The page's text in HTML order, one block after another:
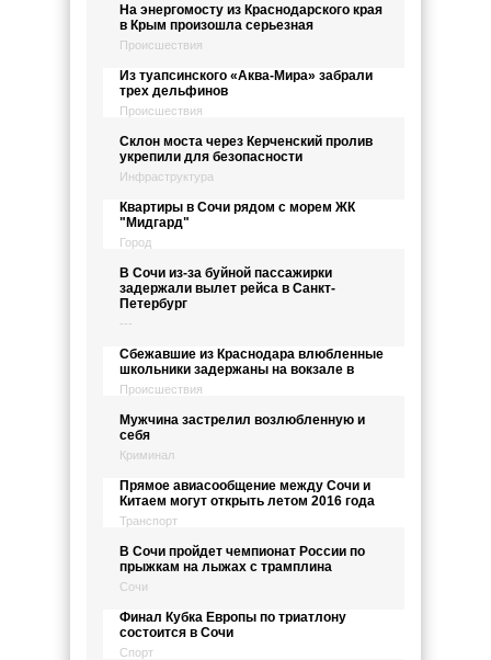
На энергомосту из Краснодарского края
в Крым произошла серьезная
Происшествия
Из туапсинского «Аква-Мира» забрали
трех дельфинов
Происшествия
Склон моста через Керченский пролив
укрепили для безопасности
Инфраструктура
Квартиры в Сочи рядом с морем ЖК
"Мидгард"
Город
В Сочи из-за буйной пассажирки
задержали вылет рейса в Санкт-
Петербург
---
Сбежавшие из Краснодара влюбленные
школьники задержаны на вокзале в
Происшествия
Мужчина застрелил возлюбленную и
себя
Криминал
Прямое авиасообщение между Сочи и
Китаем могут открыть летом 2016 года
Транспорт
В Сочи пройдет чемпионат России по
прыжкам на лыжах с трамплина
Сочи
Финал Кубка Европы по триатлону
состоится в Сочи
Спорт